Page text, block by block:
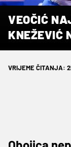
VEOČIĆ
KNEŽEVIĆ
VRIJEME ČITANJA: